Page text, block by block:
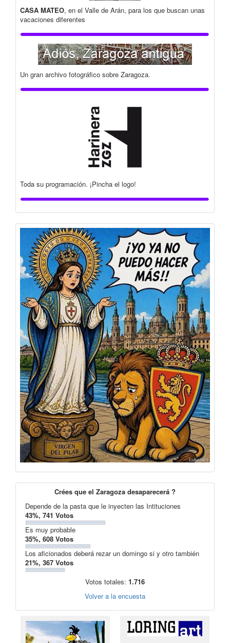
CASA MATEO, en el Valle de Arán, para los que buscan unas
vacaciones diferentes
Un gran archivo fotográfico sobre Zaragoza.
Toda su programación. ¡Pincha el logo!
Crées que el Zaragoza desaparecerá ?
Depende de la pasta que le inyecten las Intituciones
43%, 741 Votos
Es muy probable
35%, 608 Votos
Los aficionados deberá rezar un domingo si y otro también
21%, 367 Votos
Votos totales: 1.716
Volver a la encuesta